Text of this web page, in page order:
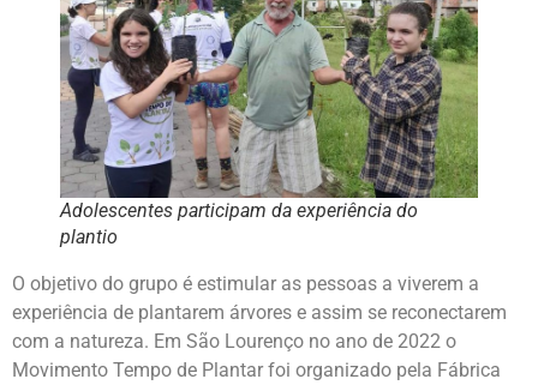
Adolescentes participam da experiência do
plantio
O objetivo do grupo é estimular as pessoas a viverem a
experiência de plantarem árvores e assim se reconectarem
com a natureza. Em São Lourenço no ano de 2022 o
Movimento Tempo de Plantar foi organizado pela Fábrica